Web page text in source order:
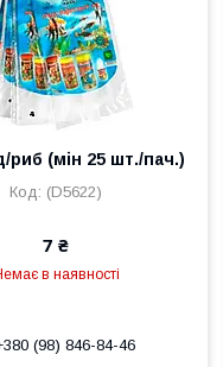
риб (мін 25 шт./пач.)
(D5622)
7 ₴
в наявності
(98) 846-84-46